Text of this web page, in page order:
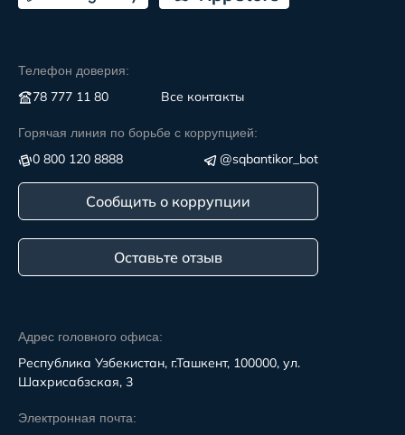
Адрес головного офиса:
Республика Узбекистан, г.Ташкент, 100000, ул.
Шахрисабзская, 3
Электронная почта:
Телефон доверия:
78 777 11 80 Все контакты
Горячая линия по борьбе с коррупцией:
0 800 120 8888 @sqbantikor_bot
Сообщить о коррупции
Оставьте отзыв